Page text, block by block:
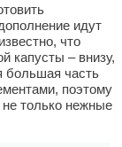
идут
что
капусты – внизу,
большая часть
поэтому
только нежные